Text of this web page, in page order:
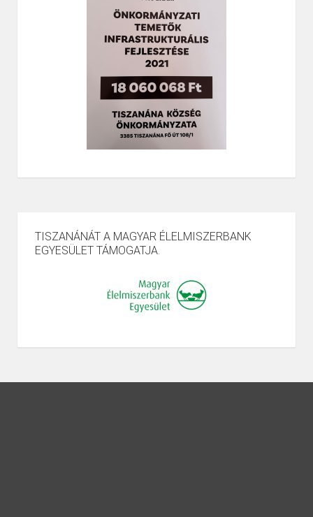
TISZANÁNÁT A MAGYAR ÉLELMISZERBANK
EGYESÜLET TÁMOGATJA.